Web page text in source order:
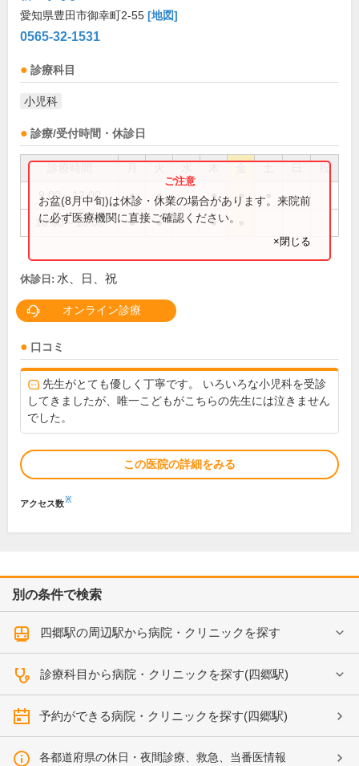
愛知県豊田市御幸町2-55 [地図]
0565-32-1531
診療科目
小児科
診療/受付時間・休診日
祝
9:00～12:00 ● ● ● ●
16:00～18:00 ● ● ●
お盆(8月中旬)は休診・休業の場合があります。来院前
に必ず医療機関に直接ご確認ください。
×閉じる
休診日: 水、日、祝
オンライン診療
口コミ
先生がとても優しく丁寧です。 いろいろな小児科を受診
してきましたが、唯一こどもがこちらの先生には泣きません
でした。
この医院の詳細をみる
アクセス数※
別の条件で検索
四郷駅の周辺駅から病院・クリニックを探す
診療科目から病院・クリニックを探す(四郷駅)
予約ができる病院・クリニックを探す(四郷駅)
各都道府県の休日・夜間診療、救急、当番医情報